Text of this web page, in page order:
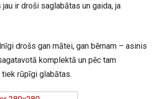
ir droši saglabātas un gaida, ja
drošs gan mātei, gan bērnam – asinis
komplektā un pēc tam
rūpīgi glabātas.